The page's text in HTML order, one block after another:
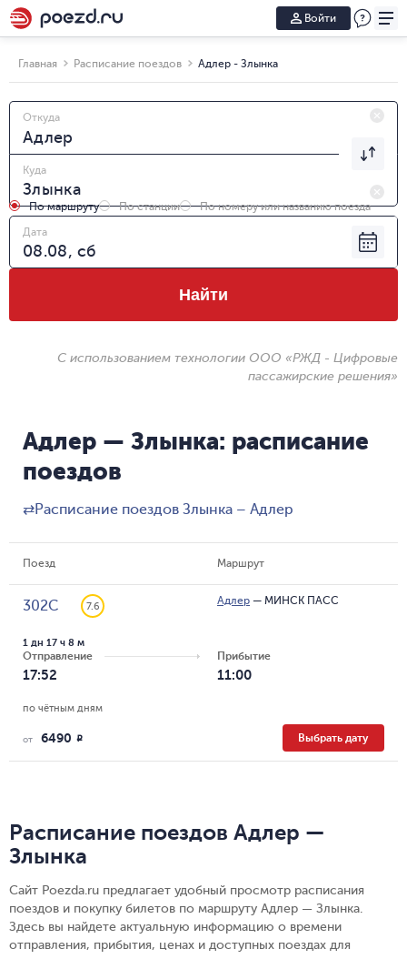
Войти
Главная Расписание поездов Адлер - Злынка
Откуда
Куда
По маршруту По станции
По номеру или названию поезда
Дата
Найти
С использованием технологии ООО «РЖД - Цифровые
пассажирские решения»
Адлер — Злынка: расписание
поездов
⇄Расписание поездов Злынка – Адлер
Поезд Маршрут
302С 7.6 Адлер — МИНСК ПАСС
Отправление
17:52
1 дн 17 ч 8 м
Прибытие
11:00
по чётным дням
от 6490 R Выбрать дату
Расписание поездов Адлер —
Злынка
Сайт Poezda.ru предлагает удобный просмотр расписания
поездов и покупку билетов по маршруту Адлер — Злынка.
Здесь вы найдете актуальную информацию о времени
отправления, прибытия, ценах и доступных поездах для